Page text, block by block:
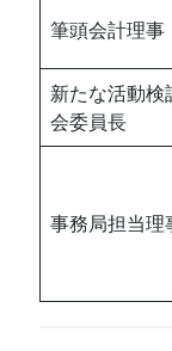
筆頭会計理事
新たな活動検
会委員長
事務局担当理